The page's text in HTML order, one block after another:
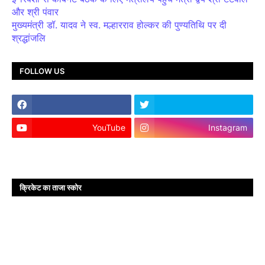
और श्री पंवार
मुख्यमंत्री डॉ. यादव ने स्व. मल्हारराव होल्कर की पुण्यतिथि पर दी
श्रद्धांजलि
FOLLOW US
YouTube Instagram
क्रिकेट का ताजा स्कोर